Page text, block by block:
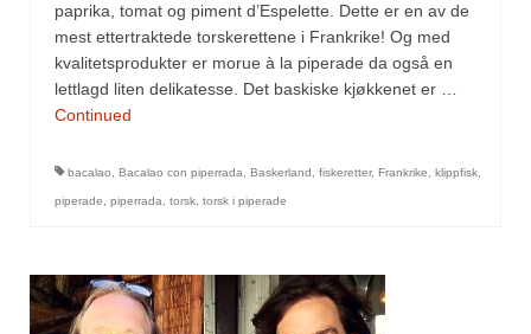
Mirepoix
Ñora
Norsk fjordkrydder
Paprikapulver, pikant
Piment d’Espelette
paprika, tomat og piment d’Espelette. Dette er en av de
mest ettertraktede torskerettene i Frankrike! Og med
kvalitetsprodukter er morue à la piperade da også en
lettlagd liten delikatesse. Det baskiske kjøkkenet er …
Continued
bacalao Bacalao con piperrada Baskerland fiskeretter, Frankrike klippfisk
piperade piperrada torsk torsk i piperade